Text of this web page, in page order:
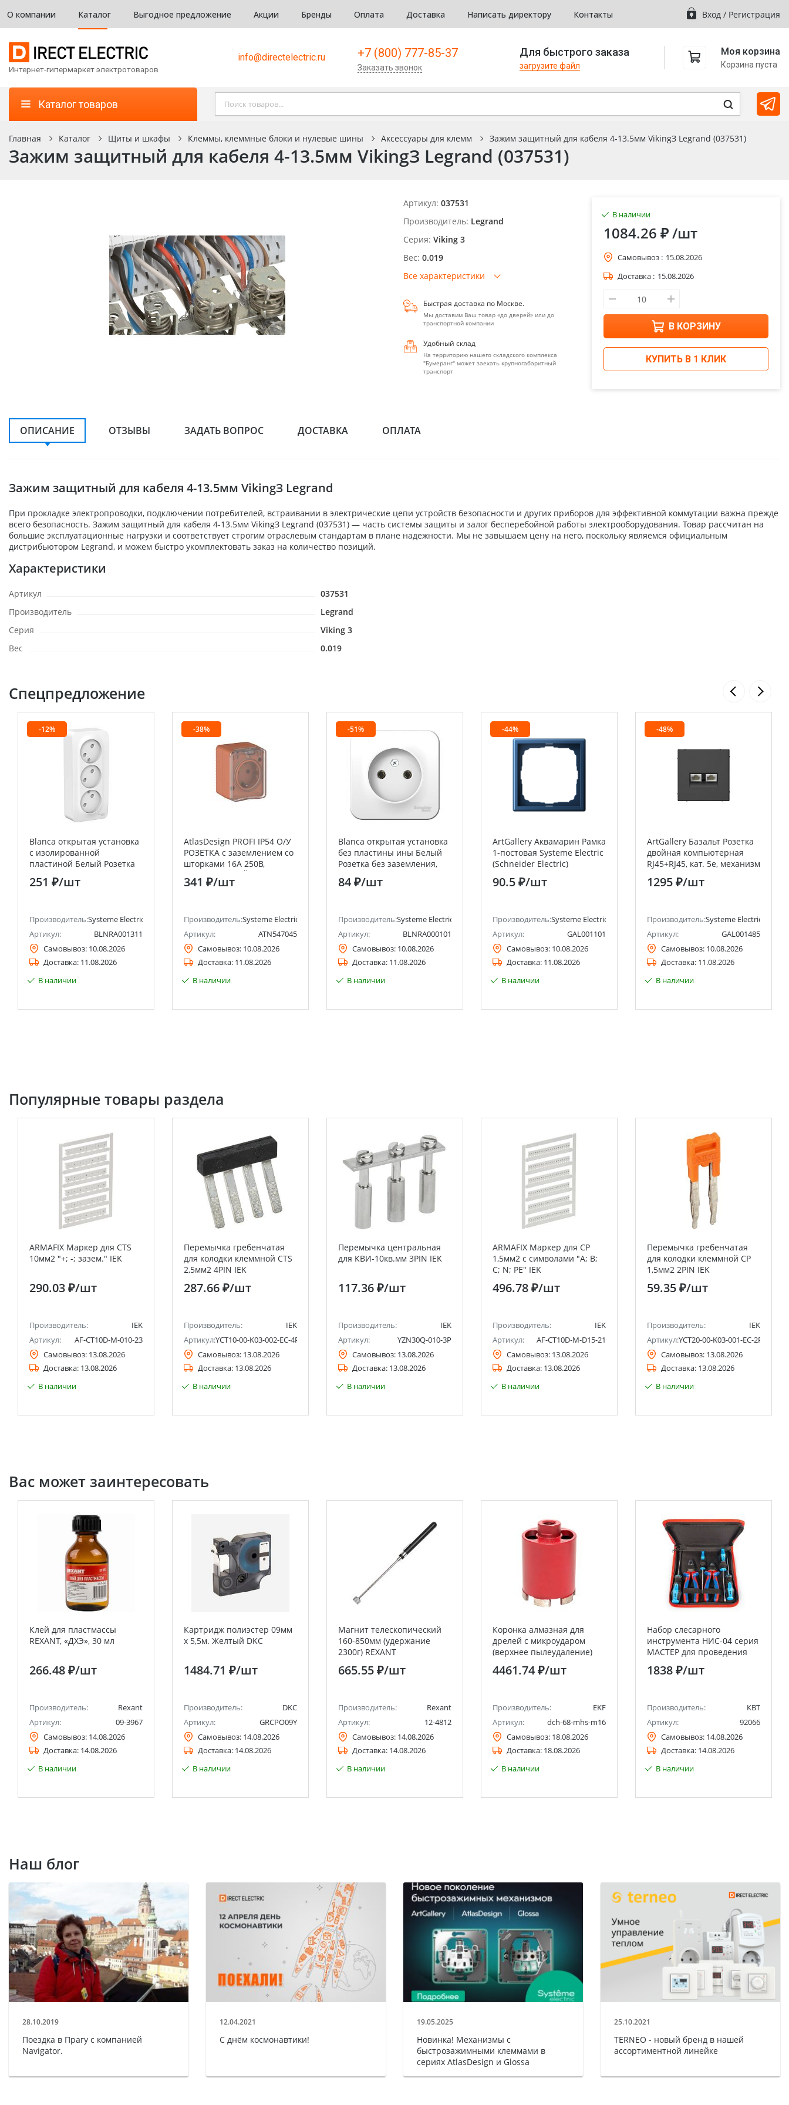
О компании Каталог Выгодное предложение Акции Бренды Оплата Доставка Написать директору Контакты Вход / Регистрация
Интернет-гипермаркет электротоваров
info@directelectric.ru +7 (800) 777-85-37
Заказать звонок
Для быстрого заказа
загрузите файл
Моя корзина
Корзина пуста
Каталог товаров
Главная Каталог Щиты и шкафы Клеммы, клеммные блоки и нулевые шины Аксессуары для клемм Зажим защитный для кабеля 4-13.5мм VikingЗ Legrand (037531)
Зажим защитный для кабеля 4-13.5мм VikingЗ Legrand (037531)
Артикул: 037531
Производитель: Legrand
Серия: Viking 3
Вес: 0.019
Все характеристики
Быстрая доставка по Москве.
Мы доставим Ваш товар «до дверей» или до
транспортной компании
Удобный склад
На территорию нашего складского комплекса
"Бумеранг" может заехать крупногабаритный
транспорт
В наличии
1084.26 ₽/шт
Самовывоз : 15.08.2026
Доставка : 15.08.2026
В КОРЗИНУ
КУПИТЬ В 1 КЛИК
ОПИСАНИЕ ОТЗЫВЫ ЗАДАТЬ ВОПРОС ДОСТАВКА ОПЛАТА
Зажим защитный для кабеля 4-13.5мм VikingЗ Legrand
При прокладке электропроводки, подключении потребителей, встраивании в электрические цепи устройств безопасности и других приборов для эффективной коммутации важна прежде
всего безопасность. Зажим защитный для кабеля 4-13.5мм VikingЗ Legrand (037531) — часть системы защиты и залог бесперебойной работы электрооборудования. Товар рассчитан на
большие эксплуатационные нагрузки и соответствует строгим отраслевым стандартам в плане надежности. Мы не завышаем цену на него, поскольку являемся официальным
дистрибьютором Legrand, и можем быстро укомплектовать заказ на количество позиций.
Характеристики
Артикул
037531
Производитель
Legrand
Серия
Viking 3
Вес
0.019
Спецпредложение
Schneider Electric)
-12%
Blanca открытая установка
с изолированной
пластиной Белый Розетка
тройная без заземления со
шторками 16А Systeme
251 ₽/шт
Производитель:Systeme Electric (ранее Schneider Electric)
Артикул:
BLNRA001311
Самовывоз: 10.08.2026
Доставка: 11.08.2026
В наличии
-38%
AtlasDesign PROFI IP54 О/У
РОЗЕТКА с заземлением со
шторками 16А 250В,
ТЕРРАКОТОВЫЙ Systeme
Electric (Schneider Electric)
341 ₽/шт
Производитель:Systeme Electric (ранее Schneider Electric)
Артикул:
ATN547045
Самовывоз: 10.08.2026
Доставка: 11.08.2026
В наличии
-51%
Blanca открытая установка
без пластины ины Белый
Розетка без заземления,
16А Systeme Electric
(Schneider Electric)
84 ₽/шт
Производитель:Systeme Electric (ранее Schneider Electric)
Артикул:
BLNRA000101
Самовывоз: 10.08.2026
Доставка: 11.08.2026
В наличии
-44%
ArtGallery Аквамарин Рамка
1-постовая Systeme Electric
(Schneider Electric)
90.5 ₽/шт
Производитель:Systeme Electric (ранее Schneider Electric)
Артикул:
GAL001101
Самовывоз: 10.08.2026
Доставка: 11.08.2026
В наличии
-48%
ArtGallery Базальт Розетка
двойная компьютерная
RJ45+RJ45, кат. 5е, механизм
Systeme Electric (Schneider
Electric)
1295 ₽/шт
Производитель:Systeme Electric
Артикул:
GAL001485
Самовывоз: 10.08.2026
Доставка: 11.08.2026
В наличии
Популярные товары раздела
ARMAFIX Маркер для CTS
10мм2 "+; -; зазем." IEK
290.03 ₽/шт
Производитель:
IEK
Артикул:
AF-CT10D-M-010-23
Самовывоз: 13.08.2026
Доставка: 13.08.2026
В наличии
Перемычка гребенчатая
для колодки клеммной CTS
2,5мм2 4PIN IEK
287.66 ₽/шт
Производитель:
IEK
Артикул:YCT10-00-K03-002-EC-4P
Самовывоз: 13.08.2026
Доставка: 13.08.2026
В наличии
Перемычка центральная
для КВИ-10кв.мм 3PIN IEK
117.36 ₽/шт
Производитель:
IEK
Артикул:
YZN30Q-010-3P
Самовывоз: 13.08.2026
Доставка: 13.08.2026
В наличии
ARMAFIX Маркер для CP
1,5мм2 с символами "A; B;
C; N; PE" IEK
496.78 ₽/шт
Производитель:
IEK
Артикул:
AF-CT10D-M-D15-21
Самовывоз: 13.08.2026
Доставка: 13.08.2026
В наличии
Перемычка гребенчатая
для колодки клеммной CP
1,5мм2 2PIN IEK
59.35 ₽/шт
Производитель:
IEK
Артикул:YCT20-00-K03-001-EC-2P
Самовывоз: 13.08.2026
Доставка: 13.08.2026
В наличии
Вас может заинтересовать
Клей для пластмассы
REXANT, «ДХЭ», 30 мл
266.48 ₽/шт
Производитель:
Rexant
Артикул:
09-3967
Самовывоз: 14.08.2026
Доставка: 14.08.2026
В наличии
Картридж полиэстер 09мм
х 5,5м. Желтый DKC
1484.71 ₽/шт
Производитель:
DKC
Артикул:
GRCPO09Y
Самовывоз: 14.08.2026
Доставка: 14.08.2026
В наличии
Магнит телескопический
160-850мм (удержание
2300г) REXANT
665.55 ₽/шт
Производитель:
Rexant
Артикул:
12-4812
Самовывоз: 14.08.2026
Доставка: 14.08.2026
В наличии
Коронка алмазная для
дрелей с микроударом
(верхнее пылеудаление)
DCH-68MHS Micro Hit Laser
M16 EKF Professional
4461.74 ₽/шт
Производитель:
EKF
Артикул:
dch-68-mhs-m16
Самовывоз: 18.08.2026
Доставка: 18.08.2026
В наличии
Набор слесарного
инструмента НИС-04 серия
МАСТЕР для проведения
слесарно-монтажных
работ, 6 шт. в кофре
1838 ₽/шт
Производитель:
КВТ
Артикул:
92066
Самовывоз: 14.08.2026
Доставка: 14.08.2026
В наличии
Наш блог
28.10.2019
Поездка в Прагу с компанией
Navigator.
12.04.2021
С днём космонавтики!
19.05.2025
Новинка! Механизмы с
быстрозажимными клеммами в
сериях AtlasDesign и Glossa
25.10.2021
TERNEO - новый бренд в нашей
ассортиментной линейке